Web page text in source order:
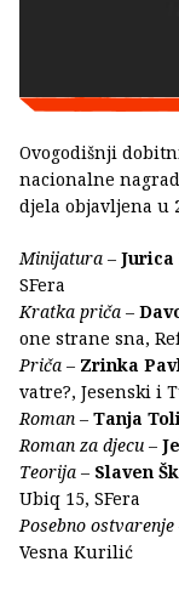
Ovogodišnji
nacionalne
djela objavljena u
Minijatura – Jurica
SFera
Kratka priča –
one strane sna,
Priča – Zrinka
vatre?, Jesenski i
Roman – Tanja
Roman za djecu –
Teorija – Slaven
Ubiq 15, SFera
Posebno ostvarenje
Vesna Kurilić